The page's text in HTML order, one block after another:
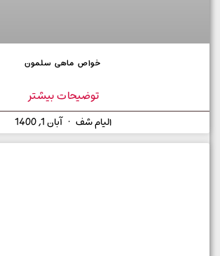
خواص ماهی سلمون
توضیحات بیشتر
الیام شف آبان 1, 1400